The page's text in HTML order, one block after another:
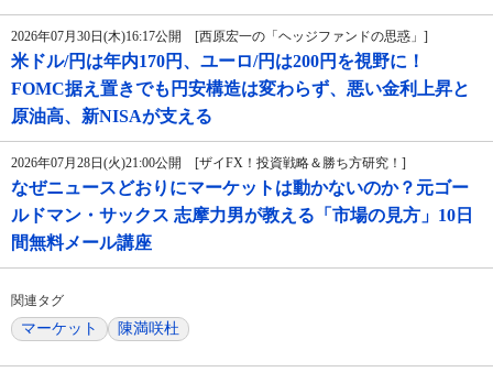
2026年07月30日(木)16:17公開 [西原宏一の「ヘッジファンドの思惑」]
米ドル/円は年内170円、ユーロ/円は200円を視野に！
FOMC据え置きでも円安構造は変わらず、悪い金利上昇と
原油高、新NISAが支える
2026年07月28日(火)21:00公開 [ザイFX！投資戦略＆勝ち方研究！]
なぜニュースどおりにマーケットは動かないのか？元ゴー
ルドマン・サックス 志摩力男が教える「市場の見方」10日
間無料メール講座
関連タグ
マーケット 陳満咲杜